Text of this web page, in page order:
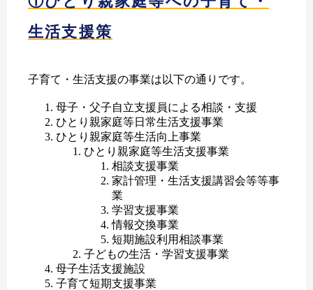
生活支援策
子育て・生活支援の事業は以下の通りです。
母子・父子自立支援員による相談・支援
ひとり親家庭等日常生活支援事業
ひとり親家庭等生活向上事業
ひとり親家庭等生活支援事業
相談支援事業
家計管理・生活支援講習会等等事
業
学習支援事業
情報交換事業
短期施設利用相談事業
子どもの生活・学習支援事業
母子生活支援施設
子育て短期支援事業